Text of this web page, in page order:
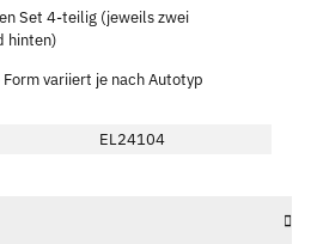
Set 4-teilig (jeweils zwei
hinten)
variiert je nach Autotyp
EL24104